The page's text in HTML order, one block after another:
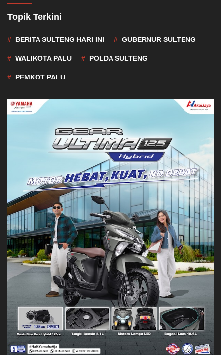
Topik Terkini
BERITA SULTENG HARI INI GUBERNUR SULTENG
WALIKOTA PALU POLDA SULTENG
PEMKOT PALU